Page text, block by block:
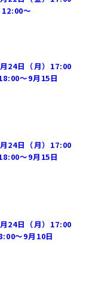
～
24日（月）17:00
～9月15日
24日（月）17:00
～9月15日
24日（月）17:00
～9月10日